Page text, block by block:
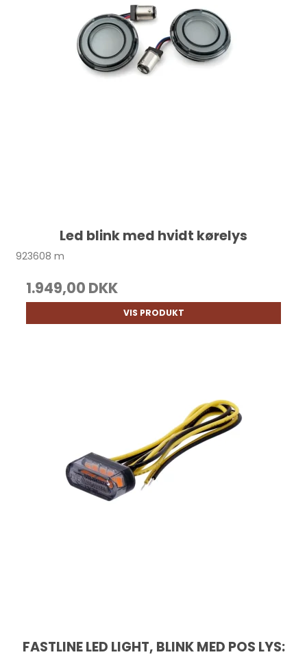
Led blink med hvidt kørelys
923608 m
1.949,00 DKK
VIS PRODUKT
FASTLINE LED LIGHT, BLINK MED POS LYS: